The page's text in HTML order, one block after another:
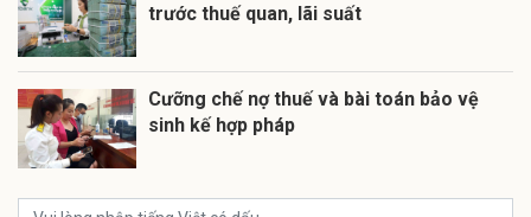
trước thuế quan, lãi suất
Cưỡng chế nợ thuế và bài toán bảo vệ
sinh kế hợp pháp